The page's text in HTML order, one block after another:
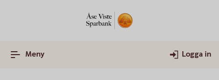
Meny Logga in